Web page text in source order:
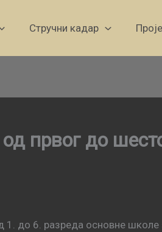
Стручни кадар
првог до
до 6. разреда основне школе